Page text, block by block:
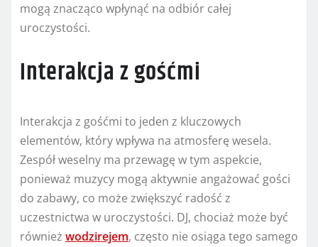
mogą znacząco wpłynąć na odbiór całej
uroczystości.
Interakcja z gośćmi
Interakcja z gośćmi to jeden z kluczowych
elementów, który wpływa na atmosferę wesela.
Zespół weselny ma przewagę w tym aspekcie,
ponieważ muzycy mogą aktywnie angażować gości
do zabawy, co może zwiększyć radość z
uczestnictwa w uroczystości. DJ, chociaż może być
również wodzirejem, często nie osiąga tego samego